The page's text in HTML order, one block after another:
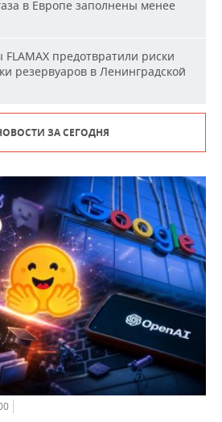
в Европе заполнены менее
предотвратили риски
резервуаров в Ленинградской
ЗА СЕГОДНЯ